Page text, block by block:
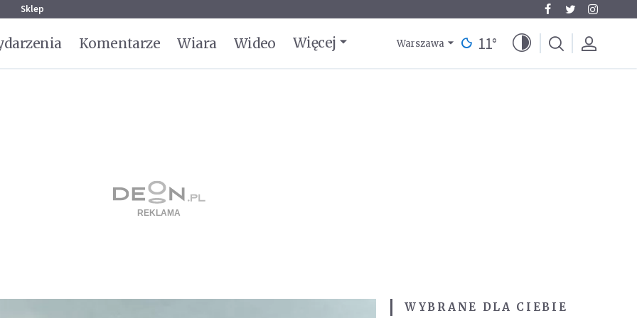
Sklep
Komentarze Wiara Wideo Więcej Warszawa 11°
WYBRANE DLA CIEBIE